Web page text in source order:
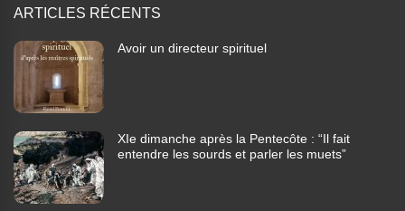
ARTICLES RÉCENTS
Avoir un directeur spirituel
XIe dimanche après la Pentecôte : “Il fait
entendre les sourds et parler les muets”